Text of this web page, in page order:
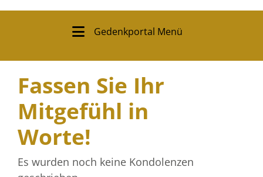
Gedenkportal Menü
Fassen Sie Ihr
Mitgefühl in
Worte!
Es wurden noch keine Kondolenzen